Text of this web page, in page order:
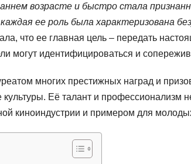
возрасте и быстро стала
ее роль была характеризована
что ее главная цель – передать
могут идентифицироваться и
многих престижных наград и
культуры. Её талант и профессионализм
киноиндустрии и примером для